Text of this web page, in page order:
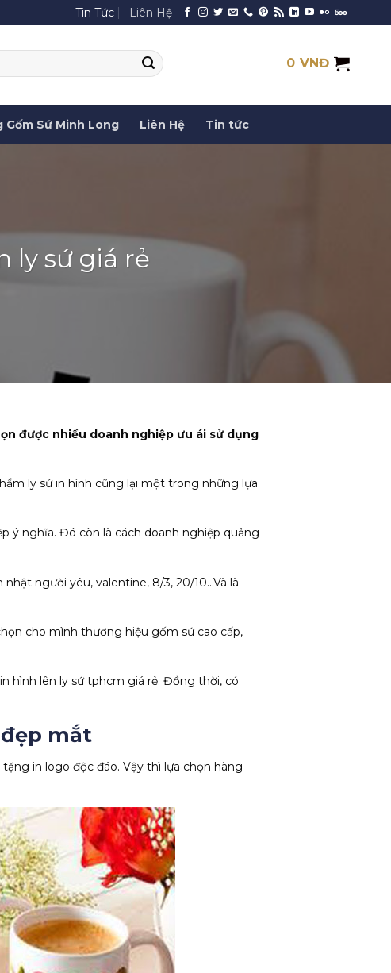
Tin Tức Liên Hệ
0 VNĐ
Gốm Sứ Minh Long Liên Hệ Tin tức
ly sứ giá rẻ
được nhiều doanh nghiệp ưu ái sử dụng
ly sứ in hình cũng lại một trong những lựa
ý nghĩa. Đó còn là cách doanh nghiệp quảng
người yêu, valentine, 8/3, 20/10…Và là
cho mình thương hiệu gốm sứ cao cấp,
hình lên ly sứ tphcm giá rẻ. Đồng thời, có
mắt
in logo độc đáo. Vậy thì lựa chọn hàng